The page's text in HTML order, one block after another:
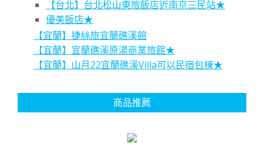
【台北】台北松山東旅飯店近南京三民站★
優美飯店★
【宜蘭】捷絲旅宜蘭礁溪館
【宜蘭】宜蘭礁溪原湯商業旅館★
【宜蘭】山月22宜蘭礁溪Villa可以民宿包棟★
商品推薦